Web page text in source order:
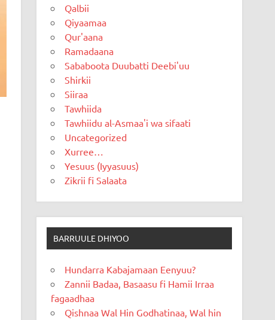
Qalbii
Qiyaamaa
Qur'aana
Ramadaana
Sababoota Duubatti Deebi'uu
Shirkii
Siiraa
Tawhiida
Tawhiidu al-Asmaa'i wa sifaati
Uncategorized
Xurree…
Yesuus (Iyyasuus)
Zikrii fi Salaata
BARRUULE DHIYOO
Hundarra Kabajamaan Eenyuu?
Zannii Badaa, Basaasu fi Hamii Irraa
fagaadhaa
Qishnaa Wal Hin Godhatinaa, Wal hin